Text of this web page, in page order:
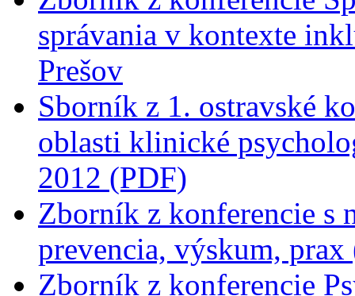
správania v kontexte
Prešov
Sborník z 1. ostravské
oblasti klinické
2012 (PDF)
Zborník z konferencie s
prevencia, výskum,
Zborník z konferencie